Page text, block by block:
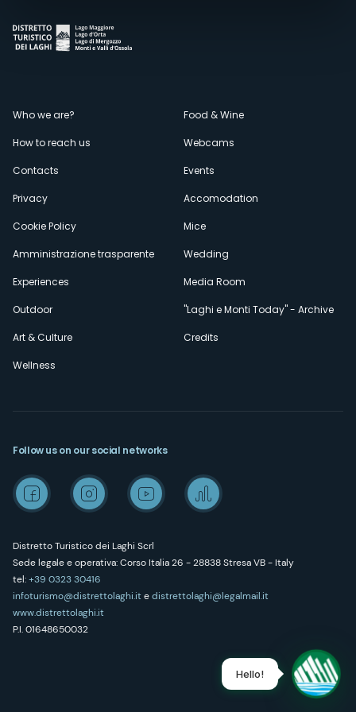
Menù
secondario
Who we are?
How to reach us
Contacts
Privacy
Cookie Policy
Amministrazione trasparente
Experiences
Outdoor
Art & Culture
Wellness
Food & Wine
Webcams
Events
Accomodation
Mice
Wedding
Media Room
"Laghi e Monti Today" - Archive
Credits
Distretto Turistico dei Laghi Scrl
Sede legale e operativa: Corso Italia 26 - 28838 Stresa VB - Italy
tel:+39 0323 30416
infoturismo@distrettolaghi.itedistrettolaghi@legalmail.it
www.distrettolaghi.it
P.I. 01648650032
Follow us on our social networks